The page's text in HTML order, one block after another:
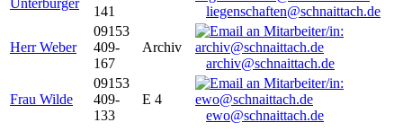
Unterburger
141
liegenschaften@schnaittach.de
Herr Weber
09153
409-
167
Archiv
archiv@schnaittach.de
Frau Wilde
09153
409-
133
E 4
ewo@schnaittach.de